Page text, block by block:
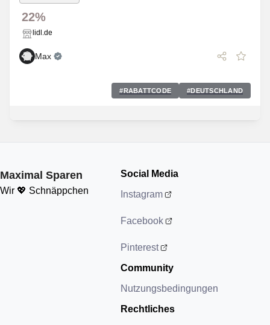
22%
lidl.de
Max
#RABATTCODE #DEUTSCHLAND
Maximal Sparen
Wir 💖 Schnäppchen
Social Media
Instagram
Facebook
Pinterest
Community
Nutzungsbedingungen
Rechtliches